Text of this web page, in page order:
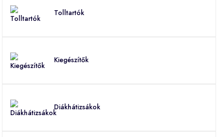
Tolltartók
Kiegészítők
Diákhátizsákok